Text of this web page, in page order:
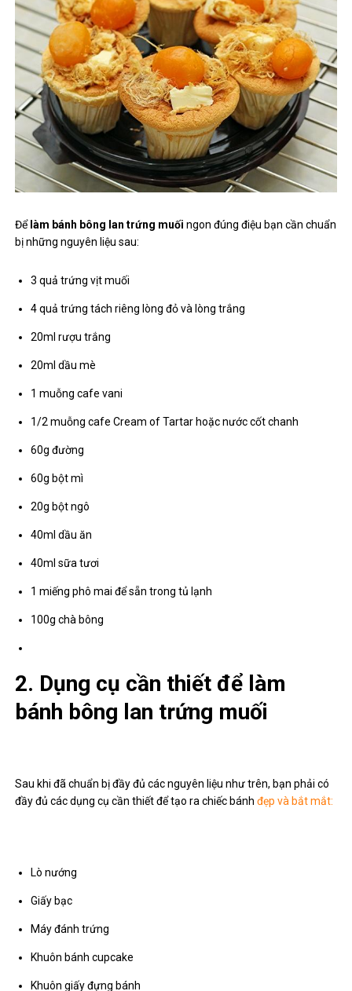
Để làm bánh bông lan trứng muối ngon đúng điệu bạn cần chuẩn
bị những nguyên liệu sau:
3 quả trứng vịt muối
4 quả trứng tách riêng lòng đỏ và lòng trắng
20ml rượu trắng
20ml dầu mè
1 muỗng cafe vani
1/2 muỗng cafe Cream of Tartar hoặc nước cốt chanh
60g đường
60g bột mì
20g bột ngô
40ml dầu ăn
40ml sữa tươi
1 miếng phô mai để sẵn trong tủ lạnh
100g chà bông
2. Dụng cụ cần thiết để làm
bánh bông lan trứng muối
Sau khi đã chuẩn bị đầy đủ các nguyên liệu như trên, bạn phải có
đầy đủ các dụng cụ cần thiết để tạo ra chiếc bánhđẹp và bắt mắt:
Lò nướng
Giấy bạc
Máy đánh trứng
Khuôn bánh cupcake
Khuôn giấy đựng bánh